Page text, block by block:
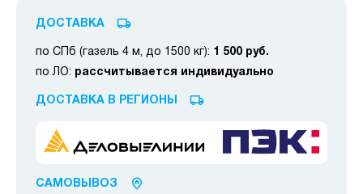
ДОСТАВКА
по СПб (газель 4 м, до 1500 кг): 1 500 руб.
по ЛО: рассчитывается индивидуально
ДОСТАВКА В РЕГИОНЫ
САМОВЫВОЗ